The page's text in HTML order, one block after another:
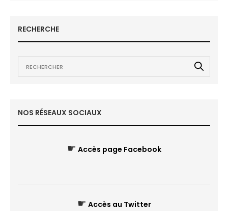
RECHERCHE
NOS RÉSEAUX SOCIAUX
☛ Accès page Facebook
☛ Accès au Twitter